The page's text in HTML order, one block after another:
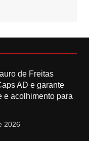
de Freitas
AD e garante
e acolhimento para
2026